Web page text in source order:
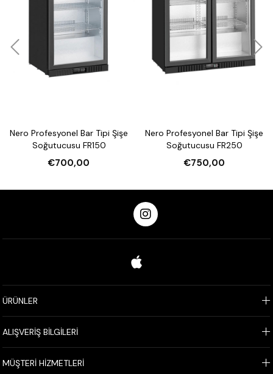
Nero Profesyonel Bar Tipi Şişe
Soğutucusu FR150
€700,00
Nero Profesyonel Bar Tipi Şişe
Soğutucusu FR250
€750,00
ÜRÜNLER
ALIŞVERİŞ BİLGİLERİ
MÜŞTERİ HİZMETLERİ